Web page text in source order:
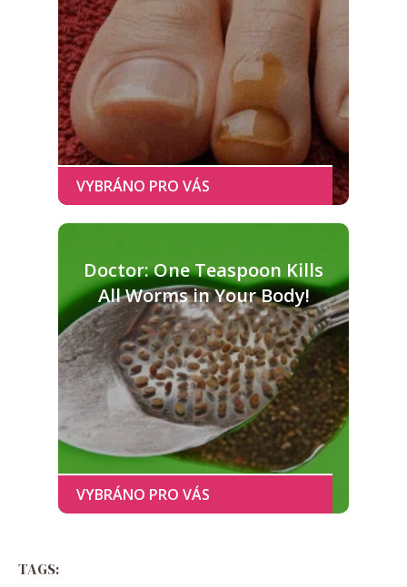
Doctor: One Teaspoon Kills
All Worms in Your Body!
TAGS: